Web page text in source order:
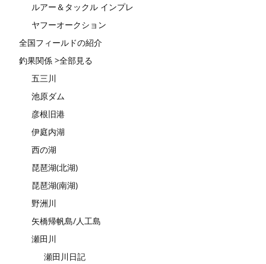
ルアー＆タックル インプレ
ヤフーオークション
全国フィールドの紹介
釣果関係 >全部見る
五三川
池原ダム
彦根旧港
伊庭内湖
西の湖
琵琶湖(北湖)
琵琶湖(南湖)
野洲川
矢橋帰帆島/人工島
瀬田川
瀬田川日記